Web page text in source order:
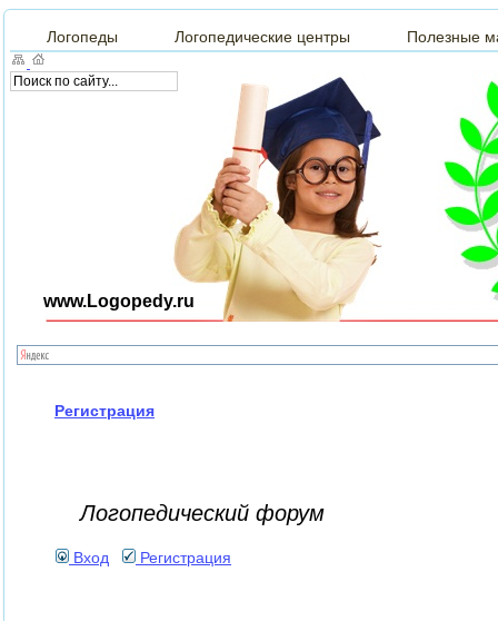
Логопеды Логопедические центры Полезные
www.Logopedy.ru
Регистрация
Логопедический форум
Вход Регистрация